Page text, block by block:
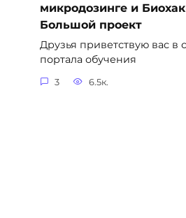
микродозинге и
Большой проект
Друзья приветствую вас в
портала обучения
3 6.5к.